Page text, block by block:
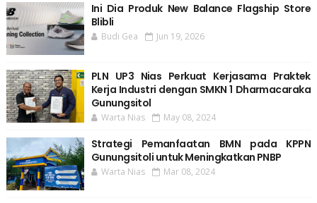
Ini Dia Produk New Balance Flagship Store
Blibli
Budi Gea Jun 19, 2026
PLN UP3 Nias Perkuat Kerjasama Praktek
Kerja Industri dengan SMKN 1 Dharmacaraka
Gunungsitol
Warta Nias May 08, 2024
Strategi Pemanfaatan BMN pada KPPN
Gunungsitoli untuk Meningkatkan PNBP
Warta Nias Mar 08, 2024